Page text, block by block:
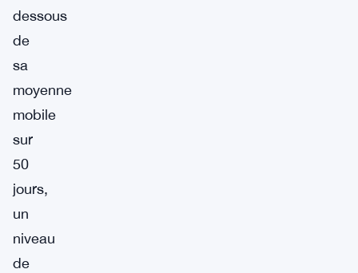
dessous
de
sa
moyenne
mobile
sur
50
jours,
un
niveau
de